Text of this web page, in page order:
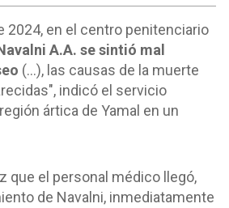
2024, en el centro penitenciario
A.A. se sintió mal
(...), las causas de la muerte
indicó el servicio
ártica de Yamal en un
que el personal médico llegó,
de Navalni, inmediatamente